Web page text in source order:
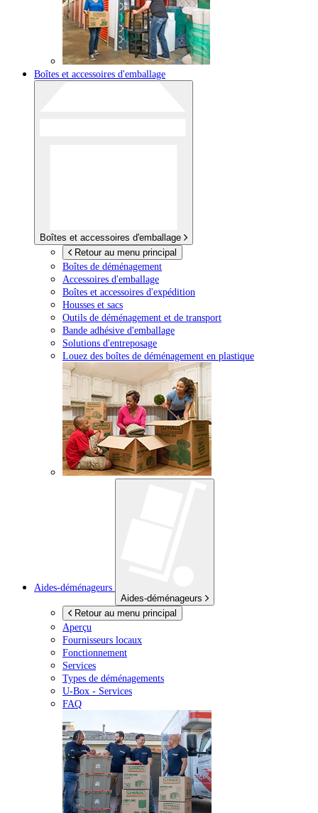
Boîtes et accessoires d'emballage
Boîtes et accessoires d'emballage
Retour au menu principal
Boîtes de déménagement
Accessoires d'emballage
Boîtes et accessoires d'expédition
Housses et sacs
Outils de déménagement et de transport
Bande adhésive d'emballage
Solutions d'entreposage
Louez des boîtes de déménagement en plastique
Aides-déménageurs
Aides-déménageurs
Retour au menu principal
Aperçu
Fournisseurs locaux
Fonctionnement
Services
Types de déménagements
U-Box - Services
FAQ